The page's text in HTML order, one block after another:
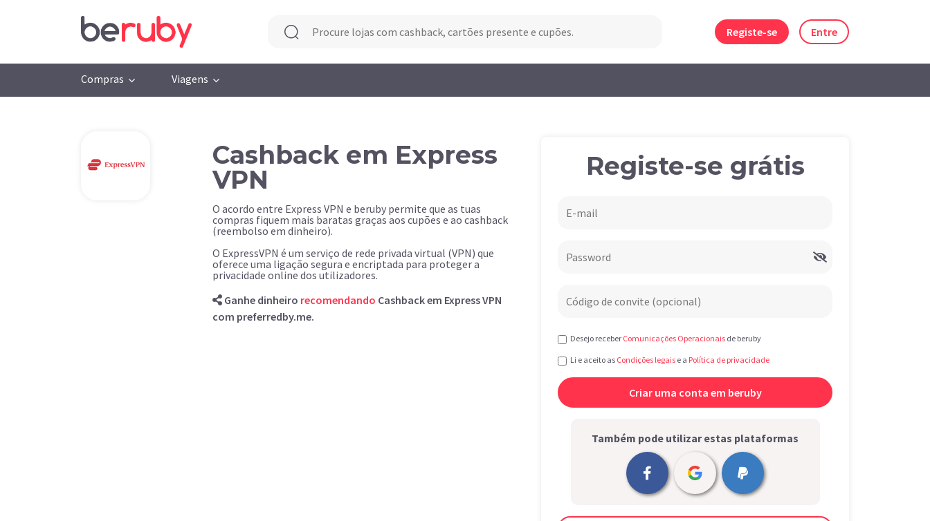
Registe-se Entre
Compras Viagens
Cashback em Express
VPN
O acordo entre Express VPN e beruby permite que as tuas
compras fiquem mais baratas graças aos cupões e ao cashback
(reembolso em dinheiro).
O ExpressVPN é um serviço de rede privada virtual (VPN) que
oferece uma ligação segura e encriptada para proteger a
privacidade online dos utilizadores.
Ganhe dinheiro recomendando Cashback em Express VPN
com preferredby.me.
Registe-se grátis
Desejo receber Comunicações Operacionais de beruby
Li e aceito as Condições legais e a Política de privacidade
Também pode utilizar estas plataformas